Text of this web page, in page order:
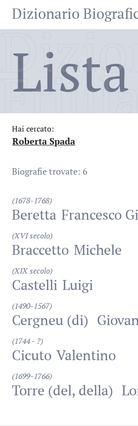
Dizionario
Hai cercato:
Roberta Spada
Biografie trovate: 6
(1678-1768)
Beretta Francesco
(XVI secolo)
Braccetto Michele
(XIX secolo)
Castelli Luigi
(1490-1567)
Cergneu (di)
(1744 - ?)
Cicuto Valentino
(1699-1766)
Torre (del, della)